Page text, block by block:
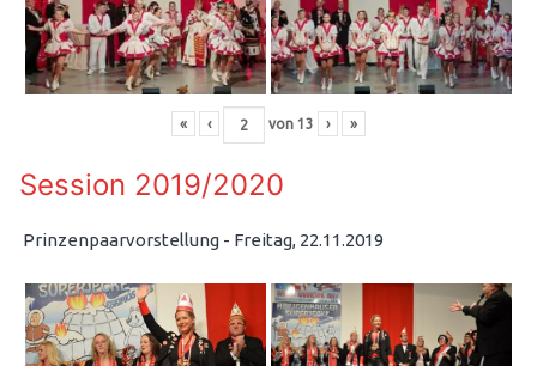
« ‹ von 13 › »
Session 2019/2020
Prinzenpaarvorstellung - Freitag, 22.11.2019